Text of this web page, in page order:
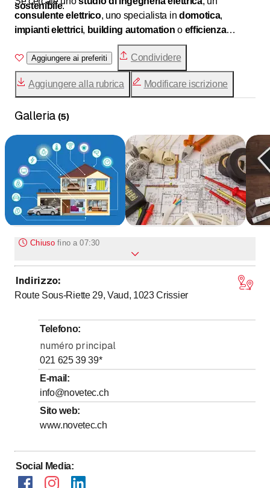
sostenibile.
consulente elettrico, uno specialista in domotica,
impianti elettrici, building automation o efficienza
Novetec Saglè il partner ideale per
accompagnarvi in ogni fase del vostro progetto.
Aggiungere ai preferiti Condividere
Aggiungere alla rubrica Modificare iscrizione
Galleria (5)
Chiuso fino a 07:30
Lunedì fino a
00
Martedì
Mercoledì
7:30- fino a
17:00
Giovedì
Venerdì
Sabato
Domenica
Indirizzo:
Route Sous-Riette 29, Vaud, 1023 Crissier
Telefono:
numéro principal
021 625 39 39*
E-mail :
info@novetec.ch
Sito web:
www.novetec.ch
Social Media: